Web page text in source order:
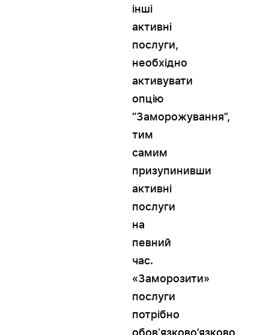
інші
активні
послуги,
необхідно
активувати
опцію
“Заморожування”,
тим
самим
призупинивши
активні
послуги
на
певний
час.
«Заморозити»
послуги
потрібно
обовʼязково’язково,